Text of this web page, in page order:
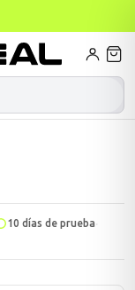
10 días de prueba